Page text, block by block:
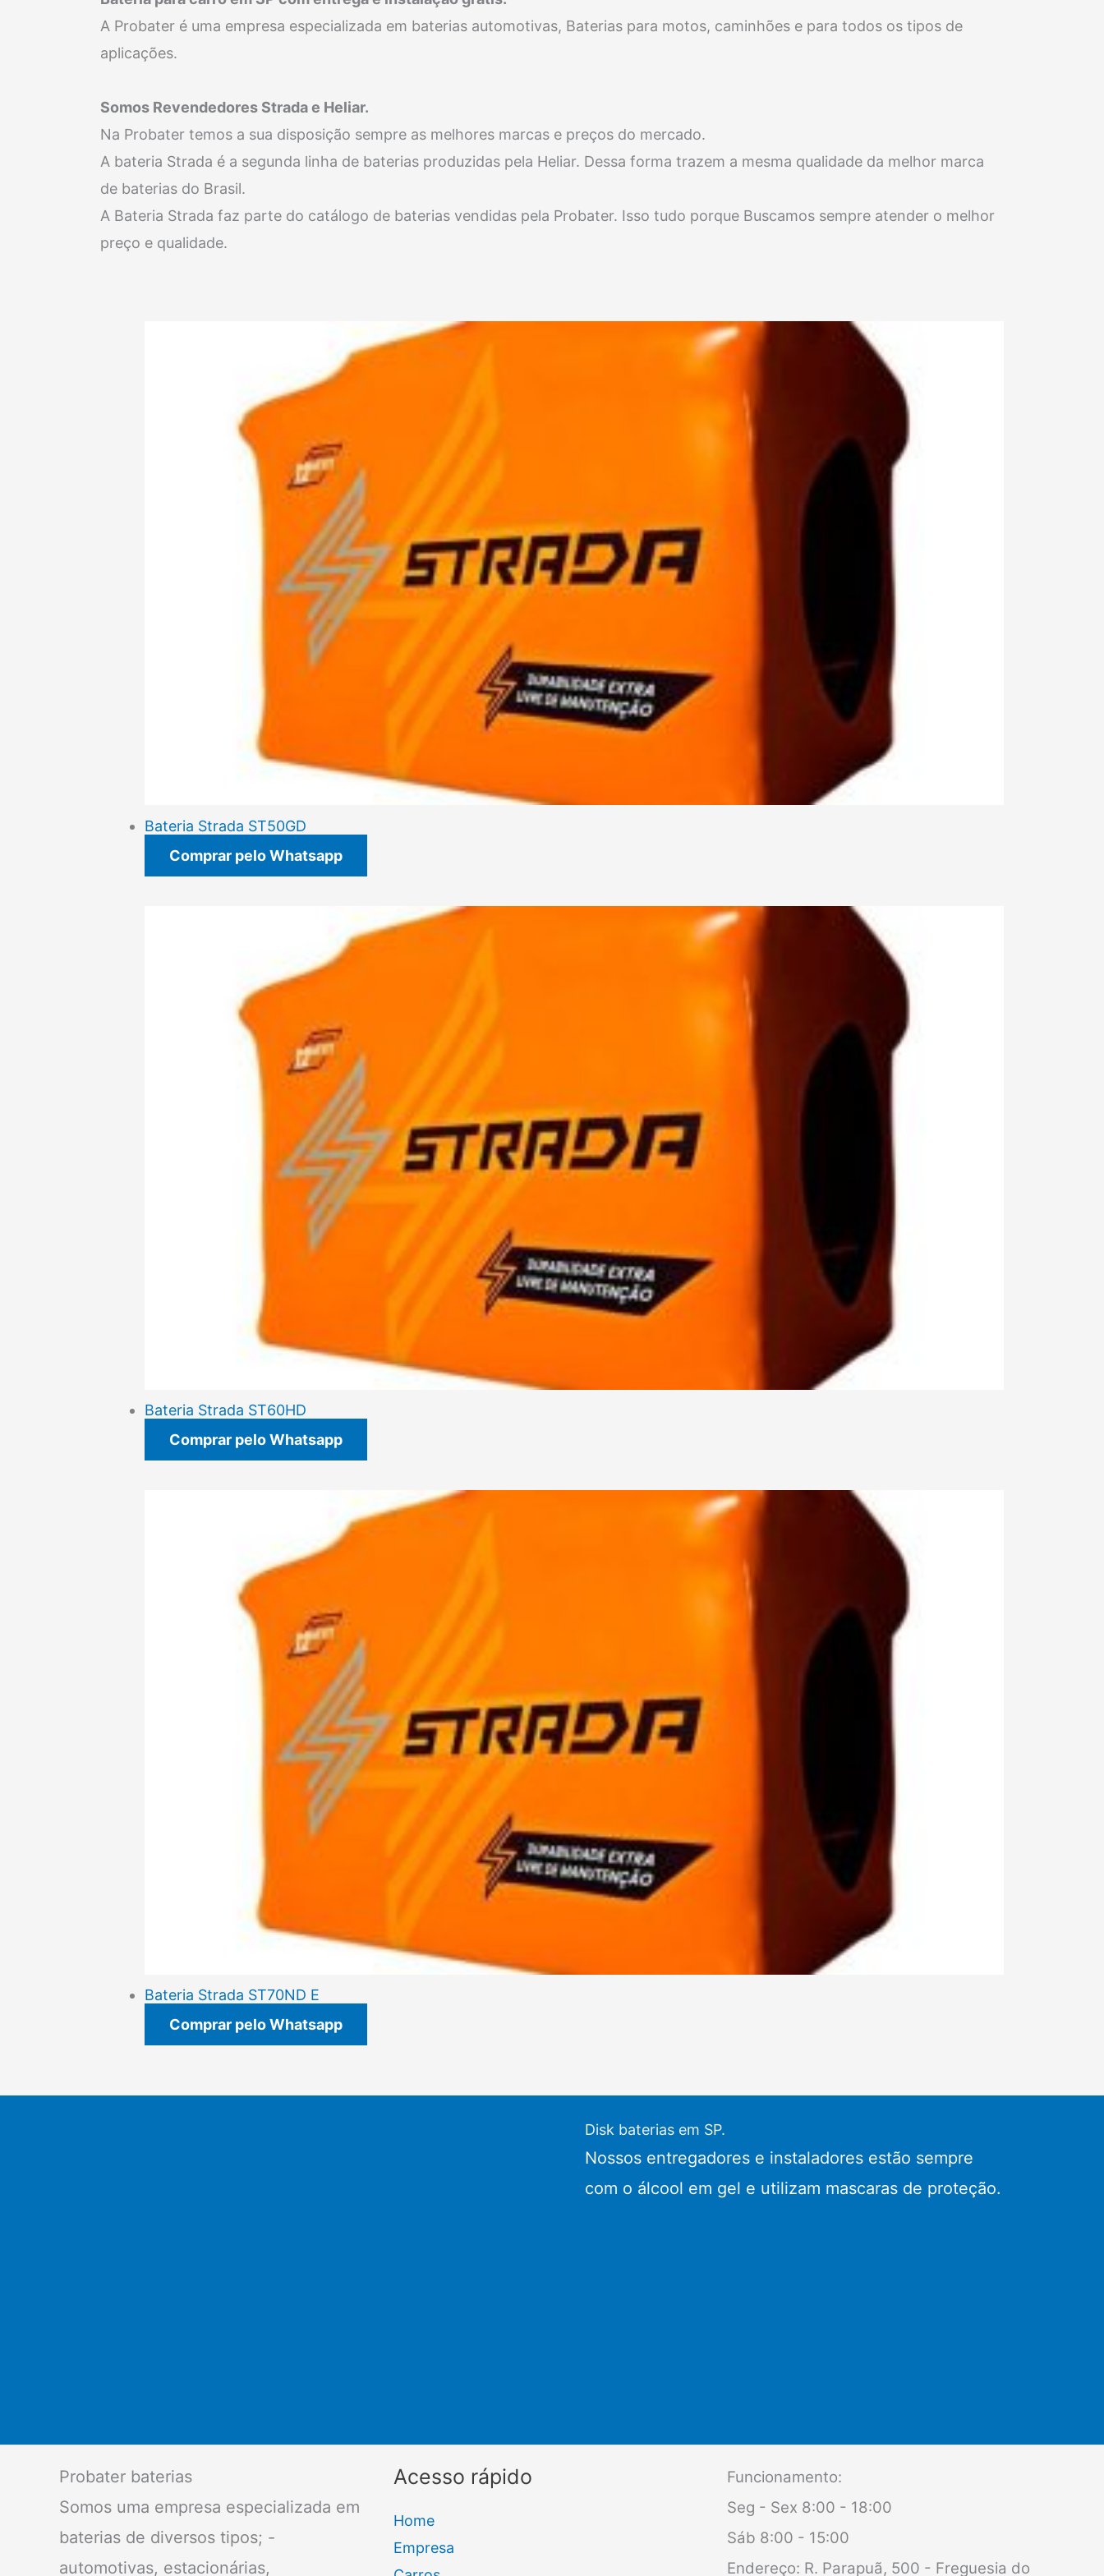
A Probater é uma empresa especializada em baterias automotivas, Baterias para motos, caminhões e para todos os tipos de
aplicações.
Somos Revendedores Strada e Heliar.
Na Probater temos a sua disposição sempre as melhores marcas e preços do mercado.
A bateria Strada é a segunda linha de baterias produzidas pela Heliar. Dessa forma trazem a mesma qualidade da melhor marca
de baterias do Brasil.
A Bateria Strada faz parte do catálogo de baterias vendidas pela Probater. Isso tudo porque Buscamos sempre atender o melhor
preço e qualidade.
Bateria Strada ST50GD
Comprar pelo Whatsapp
Bateria Strada ST60HD
Comprar pelo Whatsapp
Bateria Strada ST70ND E
Comprar pelo Whatsapp
Disk baterias em SP.
Nossos entregadores e instaladores estão sempre
com o álcool em gel e utilizam mascaras de proteção.
Probater baterias
Somos uma empresa especializada em
baterias de diversos tipos; -
automotivas, estacionárias,
Acesso rápido
Home
Empresa
Funcionamento:
Seg - Sex 8:00 - 18:00
Sáb 8:00 - 15:00
Endereço: R. Parapuã, 500 - Freguesia do